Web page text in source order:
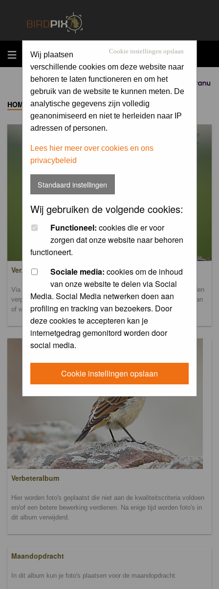
MENU
Sponsored by
Cookie instellingen opslaan
Wij plaatsen
verschillende cookies om deze website naar
behoren te laten functioneren en om het
gebruik van de website te kunnen meten. De
analytische gegevens zijn volledig
geanonimiseerd en niet te herleiden naar IP
adressen of personen.
Lees hier meer over cookies en ons
privacybeleid
Standaard instellingen
Wij gebruiken de volgende cookies:
Functioneel: cookies die er voor
zorgen dat onze website naar behoren
functioneert.
Sociale media: cookies om de inhoud
van onze website te delen via Social
Media. Social Media netwerken doen aan
profiling en tracking van bezoekers. Door
deze cookies te accepteren kan je
internetgedrag gemonitord worden door
social media.
Cookie instellingen opslaan
HOME ->ALBUM
Verzamel- en uploadalbum
Via dit album kun je foto's uploaden. Onderscheidende foto's worden
verplaatst naar de database-albums. Andere foto's blijven hier staan
of worden verplaatst naar het verbeteralbum.
Verbeteralbum
Hier worden foto's geplaatst die niet aan de kwaliteitscriteria voldoen
en/of een betere bewerking verdienen. Na enige tijd worden foto's in
dit album verwijderd.
Maandopdracht
In dit album kun je foto's plaatsen voor de maandopdracht.